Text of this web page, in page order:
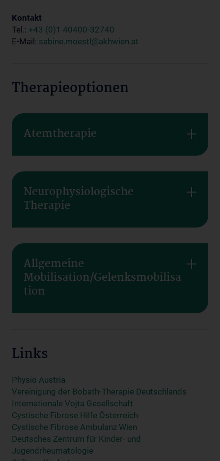
Kontakt
Tel.: +43 (0)1 40400-32740
E-Mail: sabine.moestl@akhwien.at
Therapieoptionen
Atemtherapie
Neurophysiologische
Therapie
Allgemeine
Mobilisation/Gelenksmobilisa
tion
Links
Physio Austria
Vereinigung der Bobath-Therapie Deutschlands
Internationale Vojta Gesellschaft
Cystische Fibrose Hilfe Österreich
Cystische Fibrose Ambulanz Wien
Deutsches Zentrum für Kinder- und
Jugendrheumatologie